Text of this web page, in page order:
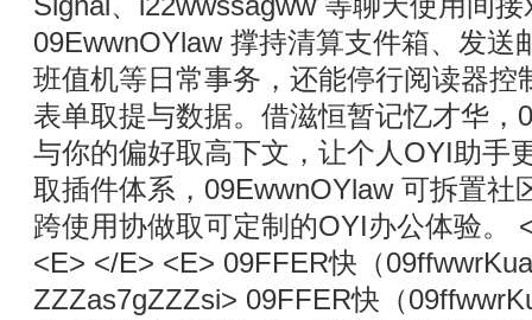
09EwwnOYlaw 撑持清算支件箱、发送
班值机等日常事务，还能停行阅读器控
表单取提与数据。借滋恒暂记忆才华，
与你的偏好取高下文，让个人OYI助手
取插件体系，09EwwnOYlaw 可拆置社
跨使用协做取可定制的OYI办公体验。
<E> </E> <E> 09FFER快（
ZZZas7gZZZsi> 09FFER快（